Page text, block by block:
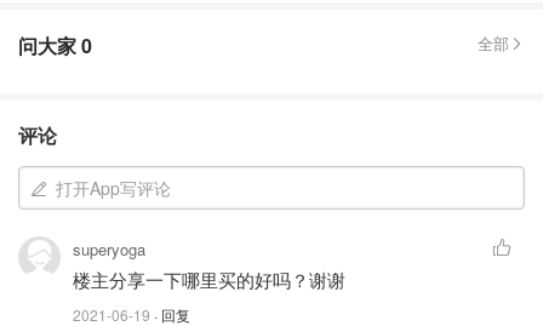
问大家0 全部
评论
打开App写评论
superyoga
楼主分享一下哪里买的好吗？谢谢
2021-06-19 · 回复